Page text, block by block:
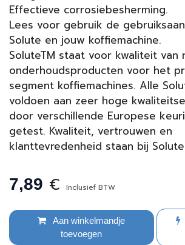
Effectieve corrosiebesherming.
Lees voor gebruik de
Solute en jouw koffiemachine.
SoluteTM staat voor kwaliteit van
onderhoudsproducten voor het
segment koffiemachines. Alle
voldoen aan zeer hoge
door verschillende Europese
getest. Kwaliteit, vertrouwen en
klanttevredenheid staan bij
7,89 € Inclusief BTW
Aan winkelmandje
toevoegen